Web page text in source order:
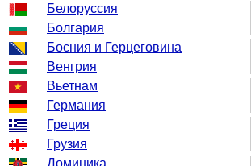
Белоруссия
Болгария
Босния и Герцеговина
Венгрия
Вьетнам
Германия
Греция
Грузия
Доминика